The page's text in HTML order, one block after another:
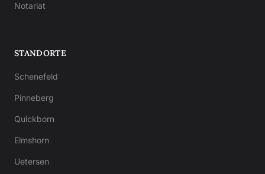
Notariat
STANDORTE
Schenefeld
Pinneberg
Quickborn
Elmshorn
Uetersen